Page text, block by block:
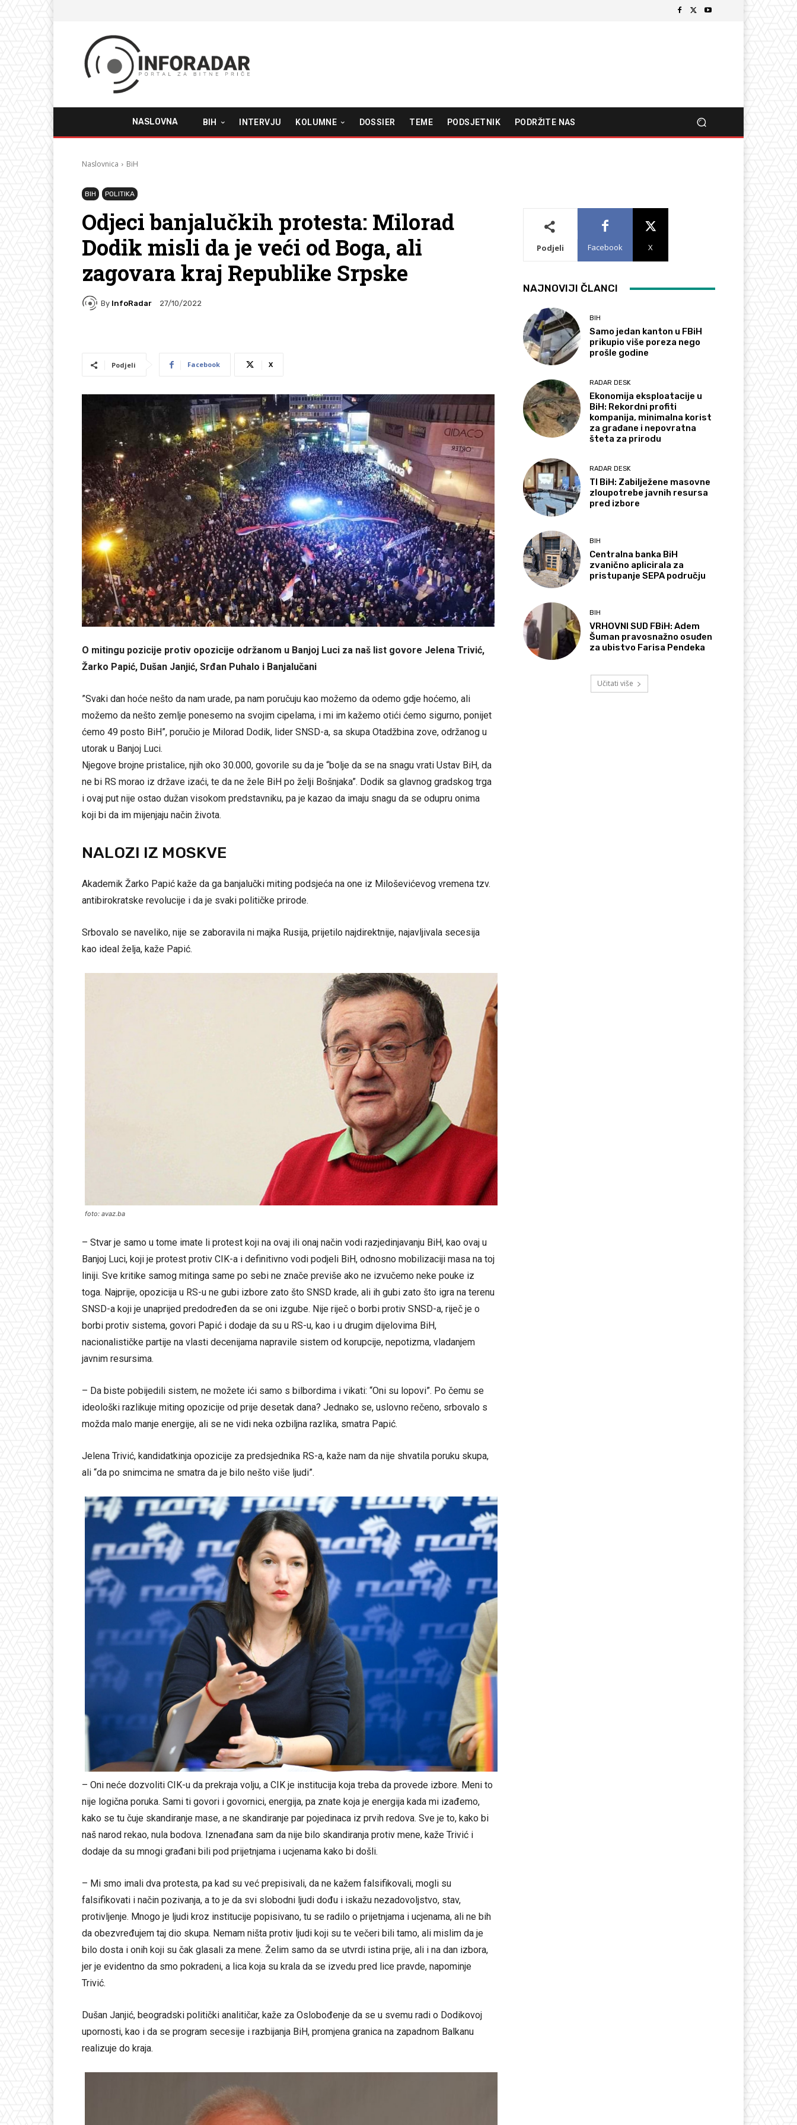
NASLOVNA BIH INTERVJU KOLUMNE DOSSIER TEME PODSJETNIK PODRŽITE NAS
Naslovnica BiH
BIH POLITIKA
Odjeci banjalučkih protesta: Milorad
Dodik misli da je veći od Boga, ali
zagovara kraj Republike Srpske
By InfoRadar 27/10/2022
Podjeli Facebook X
O mitingu pozicije protiv opozicije održanom u Banjoj Luci za naš list govore Jelena Trivić,
Žarko Papić, Dušan Janjić, Srđan Puhalo i Banjalučani
”Svaki dan hoće nešto da nam urade, pa nam poručuju kao možemo da odemo gdje hoćemo, ali
možemo da nešto zemlje ponesemo na svojim cipelama, i mi im kažemo otići ćemo sigurno, ponijet
ćemo 49 posto BiH”, poručio je Milorad Dodik, lider SNSD-a, sa skupa Otadžbina zove, održanog u
utorak u Banjoj Luci.
Njegove brojne pristalice, njih oko 30.000, govorile su da je “bolje da se na snagu vrati Ustav BiH, da
ne bi RS morao iz države izaći, te da ne žele BiH po želji Bošnjaka”. Dodik sa glavnog gradskog trga
i ovaj put nije ostao dužan visokom predstavniku, pa je kazao da imaju snagu da se odupru onima
koji bi da im mijenjaju način života.
NALOZI IZ MOSKVE
Akademik Žarko Papić kaže da ga banjalučki miting podsjeća na one iz Miloševićevog vremena tzv.
antibirokratske revolucije i da je svaki političke prirode.
Srbovalo se naveliko, nije se zaboravila ni majka Rusija, prijetilo najdirektnije, najavljivala secesija
kao ideal želja, kaže Papić.
foto: avaz.ba
– Stvar je samo u tome imate li protest koji na ovaj ili onaj način vodi razjedinjavanju BiH, kao ovaj u
Banjoj Luci, koji je protest protiv CIK-a i definitivno vodi podjeli BiH, odnosno mobilizaciji masa na toj
liniji. Sve kritike samog mitinga same po sebi ne znače previše ako ne izvučemo neke pouke iz
toga. Najprije, opozicija u RS-u ne gubi izbore zato što SNSD krade, ali ih gubi zato što igra na terenu
SNSD-a koji je unaprijed predodređen da se oni izgube. Nije riječ o borbi protiv SNSD-a, riječ je o
borbi protiv sistema, govori Papić i dodaje da su u RS-u, kao i u drugim dijelovima BiH,
nacionalističke partije na vlasti decenijama napravile sistem od korupcije, nepotizma, vladanjem
javnim resursima.
– Da biste pobijedili sistem, ne možete ići samo s bilbordima i vikati: “Oni su lopovi”. Po čemu se
ideološki razlikuje miting opozicije od prije desetak dana? Jednako se, uslovno rečeno, srbovalo s
možda malo manje energije, ali se ne vidi neka ozbiljna razlika, smatra Papić.
Jelena Trivić, kandidatkinja opozicije za predsjednika RS-a, kaže nam da nije shvatila poruku skupa,
ali “da po snimcima ne smatra da je bilo nešto više ljudi”.
– Oni neće dozvoliti CIK-u da prekraja volju, a CIK je institucija koja treba da provede izbore. Meni to
nije logična poruka. Sami ti govori i govornici, energija, pa znate koja je energija kada mi izađemo,
kako se tu čuje skandiranje mase, a ne skandiranje par pojedinaca iz prvih redova. Sve je to, kako bi
naš narod rekao, nula bodova. Iznenađana sam da nije bilo skandiranja protiv mene, kaže Trivić i
dodaje da su mnogi građani bili pod prijetnjama i ucjenama kako bi došli.
– Mi smo imali dva protesta, pa kad su već prepisivali, da ne kažem falsifikovali, mogli su
falsifikovati i način pozivanja, a to je da svi slobodni ljudi dođu i iskažu nezadovoljstvo, stav,
protivljenje. Mnogo je ljudi kroz institucije popisivano, tu se radilo o prijetnjama i ucjenama, ali ne bih
da obezvređujem taj dio skupa. Nemam ništa protiv ljudi koji su te večeri bili tamo, ali mislim da je
bilo dosta i onih koji su čak glasali za mene. Želim samo da se utvrdi istina prije, ali i na dan izbora,
jer je evidentno da smo pokradeni, a lica koja su krala da se izvedu pred lice pravde, napominje
Trivić.
Dušan Janjić, beogradski politički analitičar, kaže za Oslobođenje da se u svemu radi o Dodikovoj
upornosti, kao i da se program secesije i razbijanja BiH, promjena granica na zapadnom Balkanu
realizuje do kraja.
Podjeli Facebook X
NAJNOVIJI ČLANCI
BIH
Samo jedan kanton u FBiH
prikupio više poreza nego
prošle godine
RADAR DESK
Ekonomija eksploatacije u
BiH: Rekordni profiti
kompanija, minimalna korist
za građane i nepovratna
šteta za prirodu
RADAR DESK
TI BiH: Zabilježene masovne
zloupotrebe javnih resursa
pred izbore
BIH
Centralna banka BiH
zvanično aplicirala za
pristupanje SEPA području
BIH
VRHOVNI SUD FBiH: Adem
Šuman pravosnažno osuđen
za ubistvo Farisa Pendeka
Učitati više